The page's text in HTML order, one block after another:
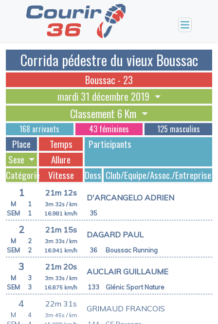
Corrida pédestre du vieux Boussac
mardi 31 décembre 2019
Boussac - 23
Classement 6 Km
168 arrivants 43 féminines 125 masculins
Place Temps
Dossards
Participants
Allure
Vitesse
Sexe
Catégorie
Club/Equipe/Assoc./Entreprise
1 21m 12s
35
D'ARCANGELO ADRIEN
3m 32s / km
16.981 km/h
M
1
SEM
1
2 21m 15s
36
DAGARD PAUL
3m 33s / km
16.941 km/h
M
2
SEM
2 Boussac Running
3 21m 20s
133
AUCLAIR GUILLAUME
3m 33s / km
16.875 km/h
M
3
SEM
3 Glénic Sport Nature
4 22m 31s GRIMAUD FRANCOIS
3m 45s / km
M
4